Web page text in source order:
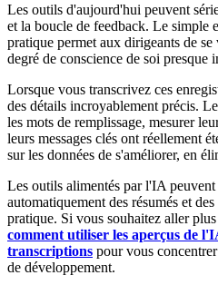
Les outils d'aujourd'hui peuvent
et la boucle de feedback. Le simple
pratique permet aux dirigeants de
degré de conscience de soi presque
Lorsque vous transcrivez ces
des détails incroyablement précis.
les mots de remplissage, mesurer
leurs messages clés ont réellement
sur les données de s'améliorer, en
Les outils alimentés par l'IA peuvent
automatiquement des résumés et
pratique. Si vous souhaitez aller
comment utiliser les aperçus de
transcriptions pour vous
de développement.